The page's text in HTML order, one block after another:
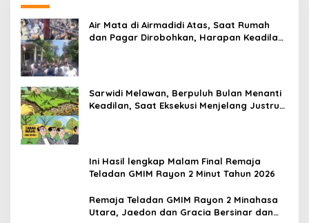
Air Mata di Airmadidi Atas, Saat Rumah
dan Pagar Dirobohkan, Harapan Keadilan
Sarwidi Melawan, Berpuluh Bulan Menanti
Keadilan, Saat Eksekusi Menjelang Justru
Ini Hasil lengkap Malam Final Remaja
Teladan GMIM Rayon 2 Minut Tahun 2026
Remaja Teladan GMIM Rayon 2 Minahasa
Utara, Jaedon dan Gracia Bersinar dan